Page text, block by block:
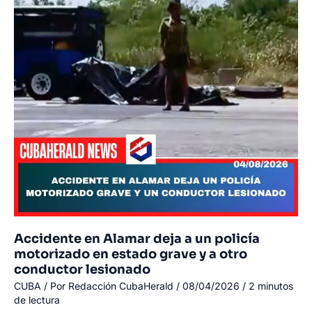
Habana
alarma
ante
demora
de
bomberos
Accidente en Alamar deja a un policía
motorizado en estado grave y a otro
conductor lesionado
CUBA / Por Redacción CubaHerald / 08/04/2026 / 2 minutos
de lectura